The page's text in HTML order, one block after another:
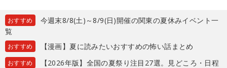
おすすめ
今週末8/8(土)～8/9(日)開催の関東の夏休みイベント一
覧
おすすめ 【漫画】夏に読みたいおすすめの怖い話まとめ
おすすめ
【2026年版】全国の夏祭り注目27選。見どころ・日程